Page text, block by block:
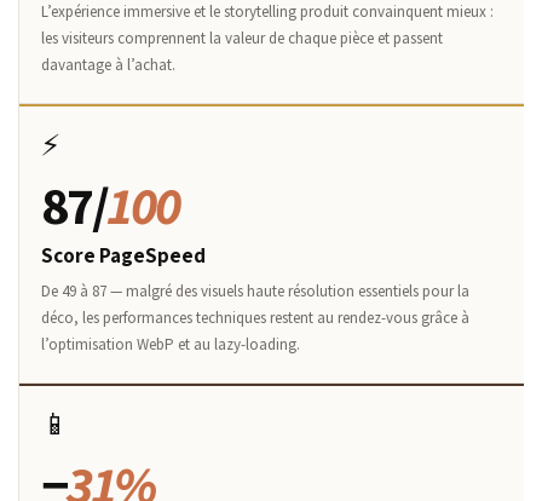
L’expérience immersive et le storytelling produit convainquent mieux :
les visiteurs comprennent la valeur de chaque pièce et passent
davantage à l’achat.
⚡
87/100
Score PageSpeed
De 49 à 87 — malgré des visuels haute résolution essentiels pour la
déco, les performances techniques restent au rendez-vous grâce à
l’optimisation WebP et au lazy-loading.
📱
−31%